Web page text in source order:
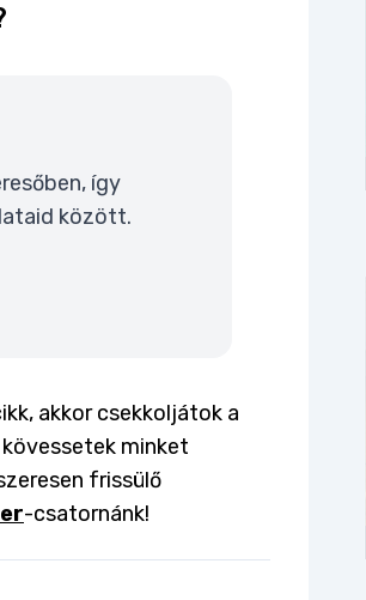
így
között.
akkor csekkoljátok a
kövessetek minket
frissülő
-csatornánk!